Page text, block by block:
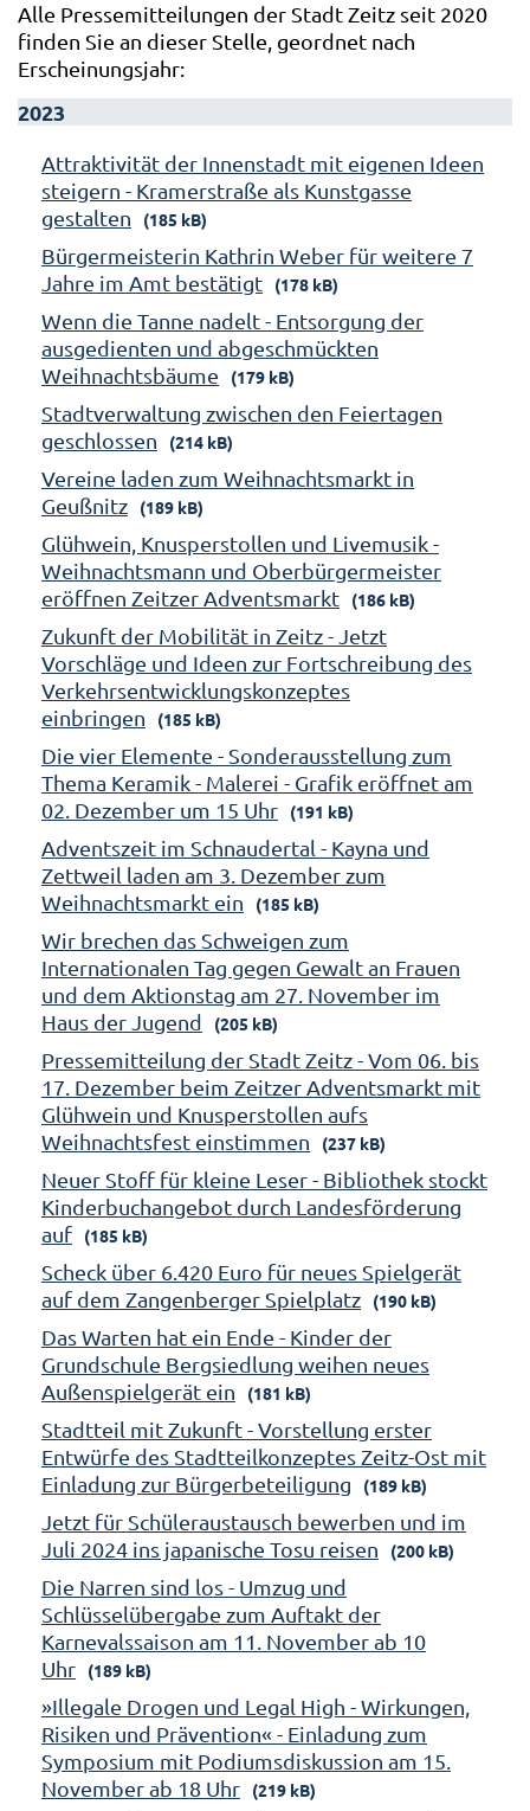
Alle Pressemitteilungen der Stadt Zeitz seit 2020
finden Sie an dieser Stelle, geordnet nach
Erscheinungsjahr:
2023
Attraktivität der Innenstadt mit eigenen Ideen
steigern - Kramerstraße als Kunstgasse
gestalten
(185 kB)
Bürgermeisterin Kathrin Weber für weitere 7
Jahre im Amt bestätigt
(178 kB)
Wenn die Tanne nadelt - Entsorgung der
ausgedienten und abgeschmückten
Weihnachtsbäume
(179 kB)
Stadtverwaltung zwischen den Feiertagen
geschlossen
(214 kB)
Vereine laden zum Weihnachtsmarkt in
Geußnitz
(189 kB)
Glühwein, Knusperstollen und Livemusik -
Weihnachtsmann und Oberbürgermeister
eröffnen Zeitzer Adventsmarkt
(186 kB)
Zukunft der Mobilität in Zeitz - Jetzt
Vorschläge und Ideen zur Fortschreibung des
Verkehrsentwicklungskonzeptes
einbringen
(185 kB)
Die vier Elemente - Sonderausstellung zum
Thema Keramik - Malerei - Grafik eröffnet am
02. Dezember um 15 Uhr
(191 kB)
Adventszeit im Schnaudertal - Kayna und
Zettweil laden am 3. Dezember zum
Weihnachtsmarkt ein
(185 kB)
Wir brechen das Schweigen zum
Internationalen Tag gegen Gewalt an Frauen
und dem Aktionstag am 27. November im
Haus der Jugend
(205 kB)
Pressemitteilung der Stadt Zeitz - Vom 06. bis
17. Dezember beim Zeitzer Adventsmarkt mit
Glühwein und Knusperstollen aufs
Weihnachtsfest einstimmen
(237 kB)
Neuer Stoff für kleine Leser - Bibliothek stockt
Kinderbuchangebot durch Landesförderung
auf
(185 kB)
Scheck über 6.420 Euro für neues Spielgerät
auf dem Zangenberger Spielplatz
(190 kB)
Das Warten hat ein Ende - Kinder der
Grundschule Bergsiedlung weihen neues
Außenspielgerät ein
(181 kB)
Stadtteil mit Zukunft - Vorstellung erster
Entwürfe des Stadtteilkonzeptes Zeitz-Ost mit
Einladung zur Bürgerbeteiligung
(189 kB)
Jetzt für Schüleraustausch bewerben und im
Juli 2024 ins japanische Tosu reisen
(200 kB)
Die Narren sind los - Umzug und
Schlüsselübergabe zum Auftakt der
Karnevalssaison am 11. November ab 10
Uhr
(189 kB)
»Illegale Drogen und Legal High - Wirkungen,
Risiken und Prävention« - Einladung zum
Symposium mit Podiumsdiskussion am 15.
November ab 18 Uhr
(219 kB)